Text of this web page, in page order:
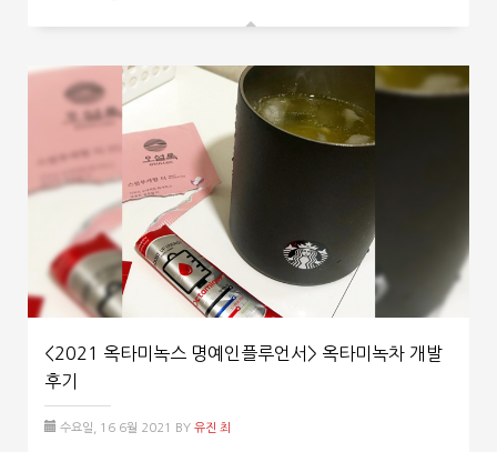
<2021 옥타미녹스 명예인플루언서> 옥타미녹차 개발
후기
수요일, 16 6월 2021 BY 유진 최